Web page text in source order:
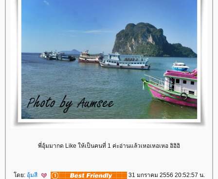
พี่อุ้มมากด Like ให้เป็นคนที่ 1 ค่ะอ่านแล้วเหอเหอเหอ อิอิอิ
ดย: อุ้มสี 31 มกราคม 2556 20:52:57 น.